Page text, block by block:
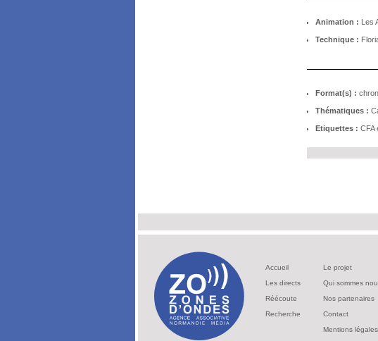
Animation : Les
Technique :
Format(s) :
Thématiques :
Etiquettes : CFA
Accueil
Les directs
Réécoute
Recherche
Le projet
Qui sommes
Nos partenaires
Contact
Mentions légales